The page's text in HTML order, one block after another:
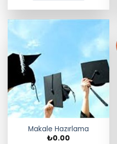
Makale Hazırlama
₺0.00